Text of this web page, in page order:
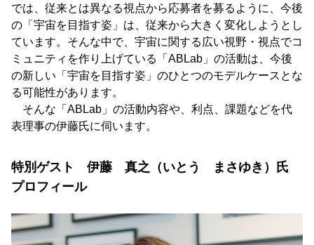
では、従来とは異なる視点から応募者を募るように、今後
の「宇宙を目指す姿」は、従来から大きく変化しようとし
ています。そんな中で、宇宙に関する広い視野・視点でコ
ミュニティを作り上げている「ABLab」の活動は、今後
の新しい「宇宙を目指す姿」のひとつのモデルケースとな
る可能性があります。
そんな「ABLab」の活動内容や、利点、課題などを代
表理事の伊藤氏に伺います。
特別ゲスト 伊藤 真之（いとう まさゆき）氏
プロフィール